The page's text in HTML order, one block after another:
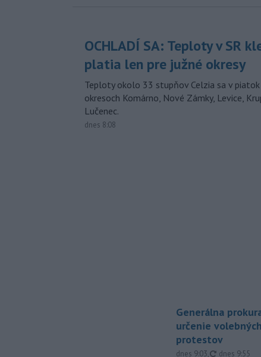
OCHLADÍ SA: Teploty v SR
platia len pre južné okresy
Teploty okolo 33 stupňov Celzia sa v
okresoch Komárno, Nové Zámky, Levice,
Lučenec.
dnes 8:08
Generálna
určenie
protestov
dnes 9:03, aktualizované
dnes 9:55